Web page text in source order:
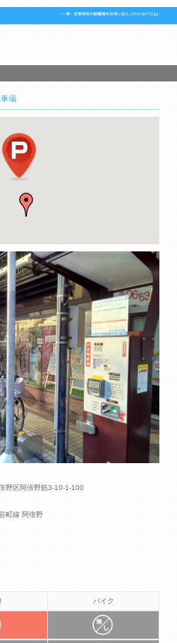
場
野区阿倍野筋3-10-1-100
町線 阿倍野
バイク